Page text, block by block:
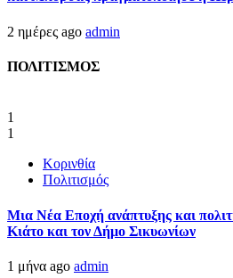
2 ημέρες ago admin
ΠΟΛΙΤΙΣΜΟΣ
1
1
Κορινθία
Πολιτισμός
Μια Νέα Εποχή ανάπτυξης και
Κιάτο και τον Δήμο Σικυωνίων
1 μήνα ago admin